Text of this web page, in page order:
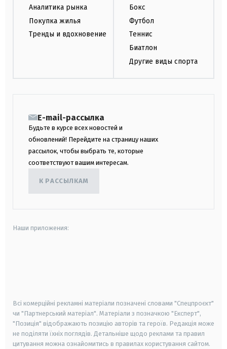
Аналитика рынка
Покупка жилья
Тренды и вдохновение
Бокс
Футбол
Теннис
Биатлон
Другие виды спорта
E-mail-рассылка
Будьте в курсе всех новостей и
обновлений! Перейдите на страницу наших
рассылок, чтобы выбрать те, которые
соответствуют вашим интересам.
К РАССЫЛКАМ
Наши приложения:
Всі комерційні рекламні матеріали позначені словами "Спецпроєкт"
чи "Партнерський матеріал". Матеріали з позначкою "Експерт",
"Позиція" відображають позицію авторів та героїв. Редакція може
не поділяти їхніх поглядів. Детальніше щодо реклами та правил
цитування можна ознайомитись в правилах користування сайтом.